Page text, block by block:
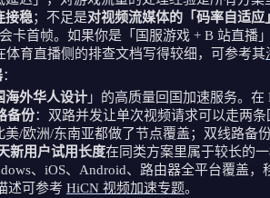
接稳；不足是对视频流媒体的「码率自适
卡首帧。如果你是「国服游戏 + B 站直播
体育直播侧的排查文档写得较细，可参考其
：
海外华人设计 」的高质量回国加速服务。
备份：双路并发让单次视频请求可以走两
美/欧洲/东南亚都做了节点覆盖；双线路备
新用户试用长度在同类方案里属于较长的
、iOS、Android、路由器全平台覆盖
述可参考 HiCN 视频加速专题。